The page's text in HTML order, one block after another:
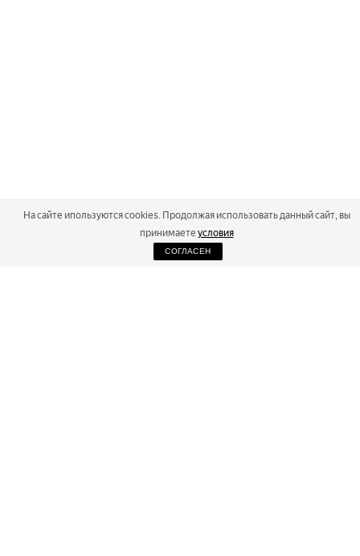
На сайте ипользуются cookies. Продолжая использовать данный сайт, вы
принимаете условия
СОГЛАСЕН